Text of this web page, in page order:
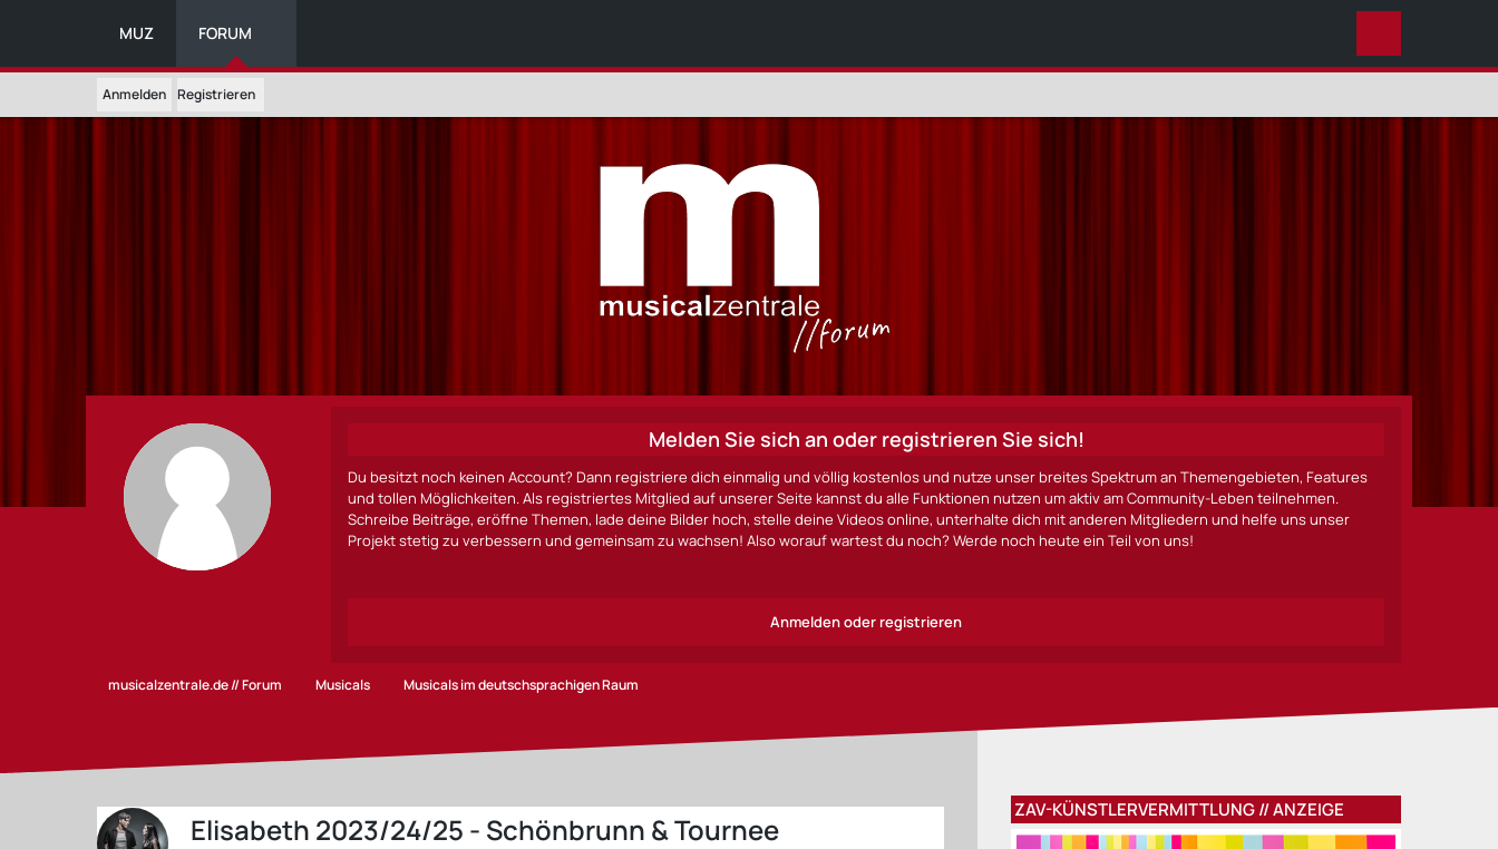
MUZ FORUM
Anmelden Registrieren
Melden Sie sich an oder registrieren Sie sich!
Du besitzt noch keinen Account? Dann registriere dich einmalig und völlig kostenlos und nutze unser breites Spektrum an Themengebieten, Features
und tollen Möglichkeiten. Als registriertes Mitglied auf unserer Seite kannst du alle Funktionen nutzen um aktiv am Community-Leben teilnehmen.
Schreibe Beiträge, eröffne Themen, lade deine Bilder hoch, stelle deine Videos online, unterhalte dich mit anderen Mitgliedern und helfe uns unser
Projekt stetig zu verbessern und gemeinsam zu wachsen! Also worauf wartest du noch? Werde noch heute ein Teil von uns!
Anmelden oder registrieren
musicalzentrale.de // Forum Musicals Musicals im deutschsprachigen Raum
Elisabeth 2023/24/25 - Schönbrunn & Tournee
ZAV-KÜNSTLERVERMITTLUNG // ANZEIGE